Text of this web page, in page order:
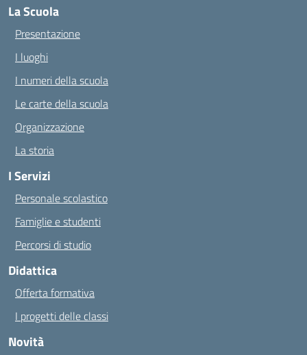
La Scuola
Presentazione
I luoghi
I numeri della scuola
Le carte della scuola
Organizzazione
La storia
I Servizi
Personale scolastico
Famiglie e studenti
Percorsi di studio
Didattica
Offerta formativa
I progetti delle classi
Novità